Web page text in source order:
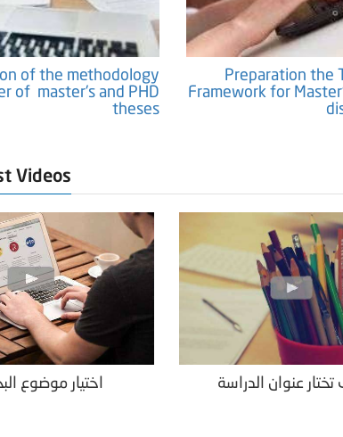
Preparation the
Framework for
of the methodology
of master's and PHD
theses
Videos
عنوان الدراسة اختيار موضوع